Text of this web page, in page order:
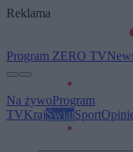
Reklama
Program ZERO TV
Na żywoProgram
TVKrajŚwiatSport